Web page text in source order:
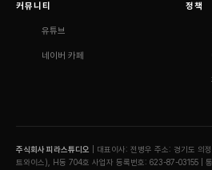
커뮤니티
유튜브
네이버 카페
정책
주식회사 피라스튜디오 | 대표이사: 전병우 주소: 경기도 의
트와이스), H동 704호 사업자 등록번호: 623-87-03155 |